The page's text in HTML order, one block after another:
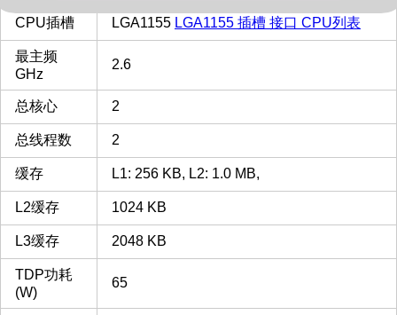
CPU插槽 LGA1155 LGA1155 插槽 接口 CPU列表
最主频
GHz
2.6
总核心 2
总线程数 2
缓存 L1: 256 KB, L2: 1.0 MB,
L2缓存 1024 KB
L3缓存 2048 KB
TDP功耗
(W)
65